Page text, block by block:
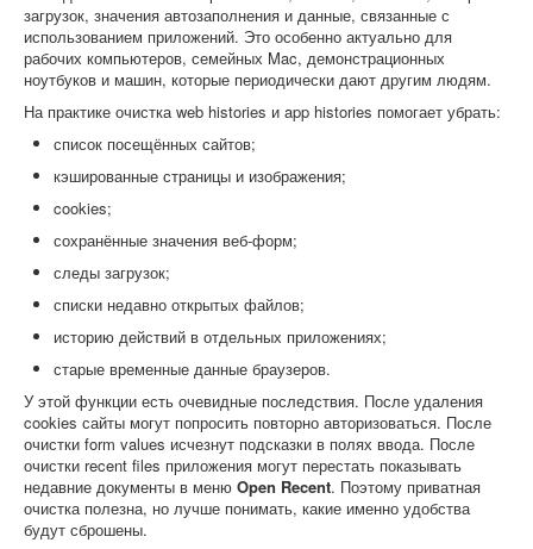
загрузок, значения автозаполнения и данные, связанные с
использованием приложений. Это особенно актуально для
рабочих компьютеров, семейных Mac, демонстрационных
ноутбуков и машин, которые периодически дают другим людям.
На практике очистка web histories и app histories помогает убрать:
список посещённых сайтов;
кэшированные страницы и изображения;
cookies;
сохранённые значения веб-форм;
следы загрузок;
списки недавно открытых файлов;
историю действий в отдельных приложениях;
старые временные данные браузеров.
У этой функции есть очевидные последствия. После удаления
cookies сайты могут попросить повторно авторизоваться. После
очистки form values исчезнут подсказки в полях ввода. После
очистки recent files приложения могут перестать показывать
недавние документы в меню Open Recent. Поэтому приватная
очистка полезна, но лучше понимать, какие именно удобства
будут сброшены.